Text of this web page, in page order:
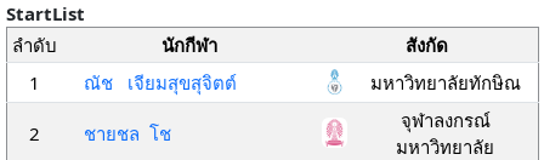
StartList
ลำดับ
นักกีฬา
สังกัด
1
ณัช เจียมสุขสุจิตต์ มหาวิทยาลัยทักษิณ
2 ชายชล โช
จุฬาลงกรณ์
มหาวิทยาลัย